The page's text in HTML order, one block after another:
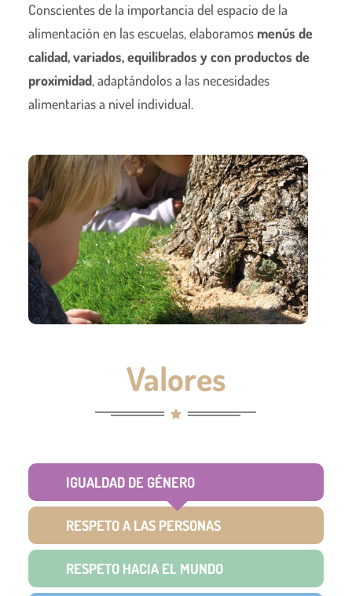
Conscientes de la importancia del espacio de la
alimentación en las escuelas, elaboramos menús de
calidad, variados, equilibrados y con productos de
proximidad, adaptándolos a las necesidades
alimentarias a nivel individual.
Valores
IGUALDAD DE GÉNERO
RESPETO A LAS PERSONAS
RESPETO HACIA EL MUNDO